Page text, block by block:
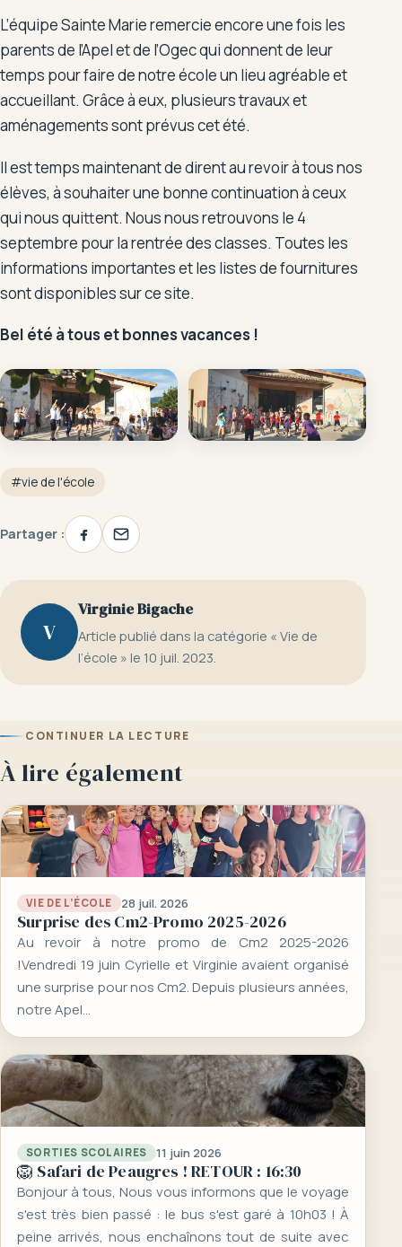
L’équipe Sainte Marie remercie encore une fois les
parents de l’Apel et de l’Ogec qui donnent de leur
temps pour faire de notre école un lieu agréable et
accueillant. Grâce à eux, plusieurs travaux et
aménagements sont prévus cet été.
Il est temps maintenant de dirent au revoir à tous nos
élèves, à souhaiter une bonne continuation à ceux
qui nous quittent. Nous nous retrouvons le 4
septembre pour la rentrée des classes. Toutes les
informations importantes et les listes de fournitures
sont disponibles sur ce site.
Bel été à tous et bonnes vacances !
#vie de l'école
Partager :
V
Virginie Bigache
Article publié dans la catégorie « Vie de
l’école » le 10 juil. 2023.
CONTINUER LA LECTURE
À lire également
VIE DE L’ÉCOLE 28 juil. 2026
Surprise des Cm2-Promo 2025-2026
Au revoir à notre promo de Cm2 2025-2026
!Vendredi 19 juin Cyrielle et Virginie avaient organisé
une surprise pour nos Cm2. Depuis plusieurs années,
notre Apel…
SORTIES SCOLAIRES 11 juin 2026
🦁 Safari de Peaugres ! RETOUR : 16:30
Bonjour à tous, Nous vous informons que le voyage
s'est très bien passé : le bus s'est garé à 10h03 ! À
peine arrivés, nous enchaînons tout de suite avec